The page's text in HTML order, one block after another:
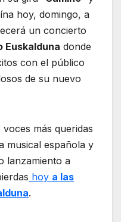
hoy, domingo, a
un concierto
Euskalduna donde
con el público
de su nuevo
más queridas
musical española y
lanzamiento a
hoy a las
.